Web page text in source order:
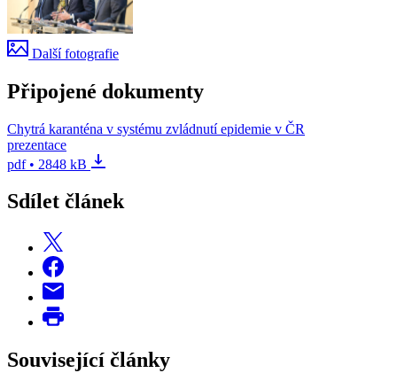
Další fotografie
Připojené dokumenty
Chytrá karanténa v systému zvládnutí epidemie v ČR
prezentace
pdf • 2848 kB
Sdílet článek
Související články